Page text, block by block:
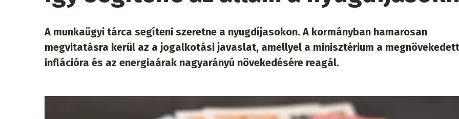
A munkaügyi tárca segíteni szeretne a nyugdíjasokon. A kormányban hamarosan
megvitatásra kerül az a jogalkotási javaslat, amellyel a minisztérium a megnövekedett
inflációra és az energiaárak nagyarányú növekedésére reagál.